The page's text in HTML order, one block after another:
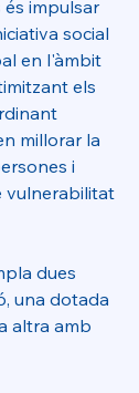
és impulsar
social
en l'àmbit
els
millorar la
i
vulnerabilitat
dues
una dotada
altra amb